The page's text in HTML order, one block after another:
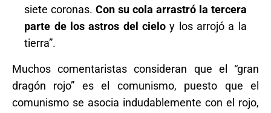
siete coronas.Con su cola arrastró la tercera
parte de los astros del cielo y los arrojó a la
tierra”.
Muchos comentaristas consideran que el “gran
dragón rojo” es el comunismo, puesto que el
comunismo se asocia indudablemente con el rojo,